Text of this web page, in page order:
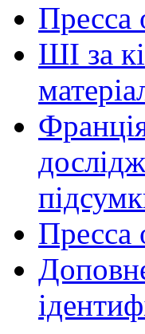
ШІ за